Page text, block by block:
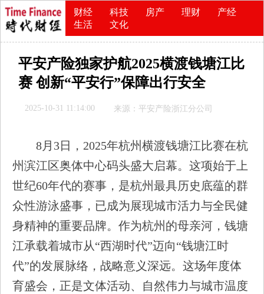
财经 科技 房产 理财
产经
生活
文化
平安产险独家护航2025横渡钱塘江比
赛 创新“平安行”保障出行安全
2025-10-31 11:14:00 来源：平安产险浙江分公司
8月3日，2025年杭州横渡钱塘江比赛在杭
州滨江区奥体中心码头盛大启幕。这项始于上
世纪60年代的赛事，是杭州最具历史底蕴的群
众性游泳盛事，已成为展现城市活力与全民健
身精神的重要品牌。作为杭州的母亲河，钱塘
江承载着城市从“西湖时代”迈向“钱塘江时
代”的发展脉络，战略意义深远。这场年度体
育盛会，正是文体活动、自然伟力与城市温度